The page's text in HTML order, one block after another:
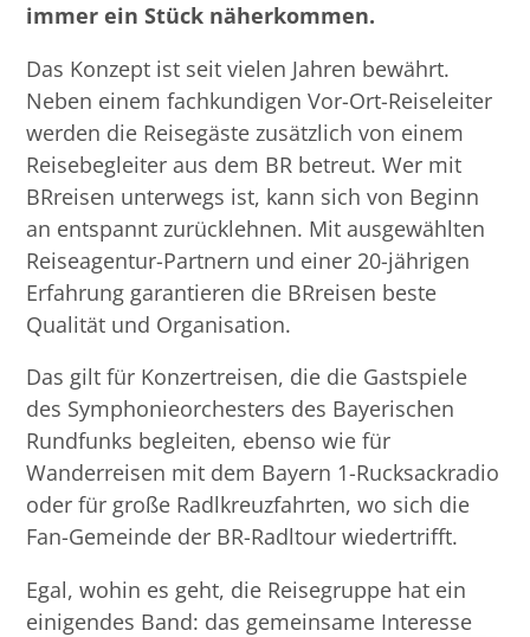
immer ein Stück näherkommen.
Das Konzept ist seit vielen Jahren bewährt.
Neben einem fachkundigen Vor-Ort-Reiseleiter
werden die Reisegäste zusätzlich von einem
Reisebegleiter aus dem BR betreut. Wer mit
BRreisen unterwegs ist, kann sich von Beginn
an entspannt zurücklehnen. Mit ausgewählten
Reiseagentur-Partnern und einer 20-jährigen
Erfahrung garantieren die BRreisen beste
Qualität und Organisation.
Das gilt für Konzertreisen, die die Gastspiele
des Symphonieorchesters des Bayerischen
Rundfunks begleiten, ebenso wie für
Wanderreisen mit dem Bayern 1-Rucksackradio
oder für große Radlkreuzfahrten, wo sich die
Fan-Gemeinde der BR-Radltour wiedertrifft.
Egal, wohin es geht, die Reisegruppe hat ein
einigendes Band: das gemeinsame Interesse